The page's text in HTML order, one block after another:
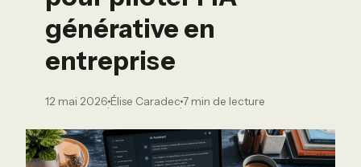
générative en
entreprise
12 mai 2026
·
Élise Caradec
·
7 min de lecture